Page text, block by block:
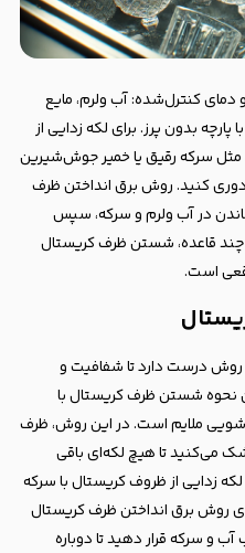
کنترل‌شده: آب ولرم، مایع
بدون پرز. برای لکه زدایی از
سرکه رقیق یا خمیر جوش‌شیرین
دوری کنید. روش برق انداختن ظرف
در آب ولرم و سرکه، سپس
قاعده، شستن ظرف کریستال
است.
درست دارد تا شفافیت و
شستن ظرف کریستال با
ملایم است. در این روش، ظرف
می‌کنید تا هیچ لکه‌ای باقی
لکه زدایی از ظروف کریستال با سرکه
روش برق انداختن ظرف کریستال
و سرکه قرار دهید تا دوباره